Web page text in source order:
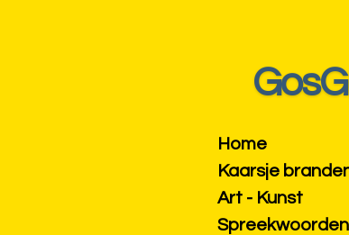
Home
Kaarsje
Art - Kunst